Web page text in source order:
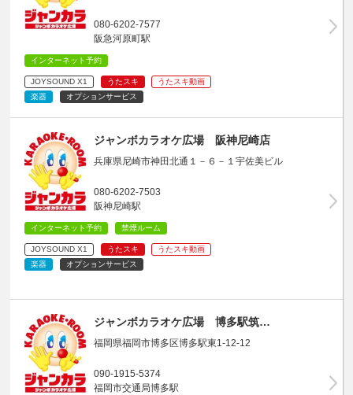
080-6202-7577
阪急河原町駅
インターネット予約
JOYSOUND X1 うたスキ
うたスキ動画
楽器
オプションサービス
ジャンボカラオケ広場 阪神尼崎店
兵庫県尼崎市神田北通１－６－１宇佐美ビル
080-6202-7503
阪神尼崎駅
インターネット予約 禁煙ルーム
JOYSOUND X1 うたスキ
うたスキ動画
楽器
オプションサービス
ジャンボカラオケ広場 博多駅筑…
福岡県福岡市博多区博多駅東1-12-12
090-1915-5374
福岡市交通局博多駅